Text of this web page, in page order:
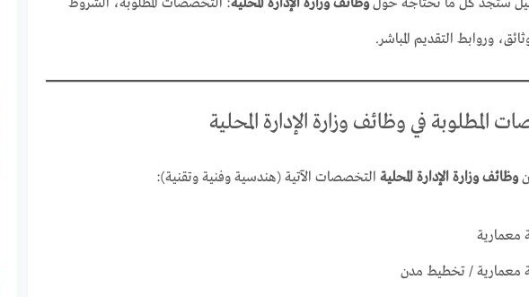
وروابط التقديم المباشر.
المطلوبة في وظائف وزارة الإدارة المحلية
وظائف وزارة الإدارة المحليةالتخصصات الآتية (هندسية وفنية وتقنية):
معمارية
معمارية / تخطيط مدن